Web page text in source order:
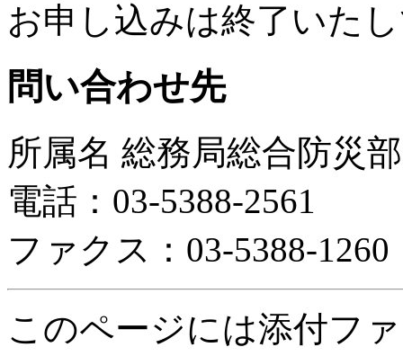
お申し込みは終了いた
問い合わせ先
所属名 総務局総合防災
電話：03-5388-2561
ファクス：03-5388-1260
このページには添付フ